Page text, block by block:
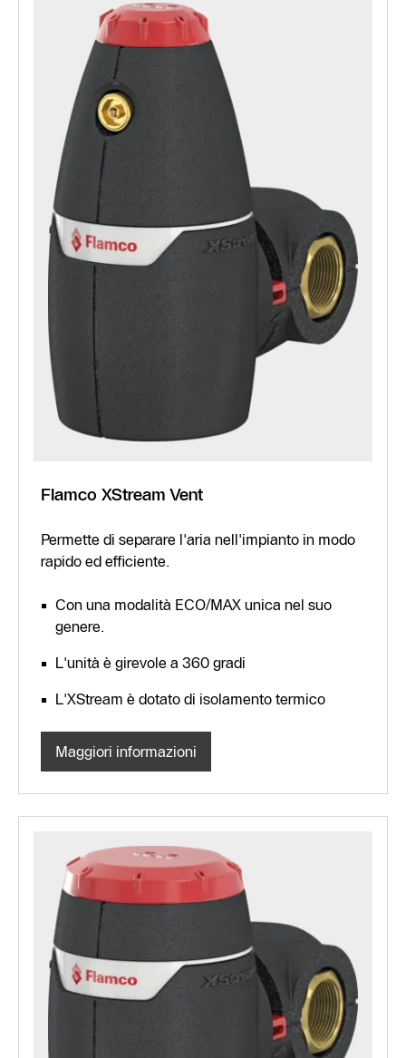
Flamco XStream Vent
Permette di separare l'aria nell'impianto in modo
rapido ed efficiente.
Con una modalità ECO/MAX unica nel suo
genere.
L'unità è girevole a 360 gradi
L'XStream è dotato di isolamento termico
Maggiori informazioni